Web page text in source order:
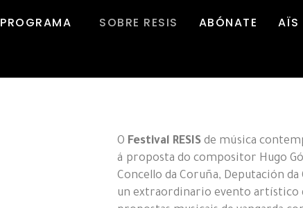
PROGRAMA SOBRE RESIS ABÓNATE AÏS
O Festival RESIS de música
á proposta do compositor Hugo
Concello da Coruña, Deputación da
un extraordinario evento artístico